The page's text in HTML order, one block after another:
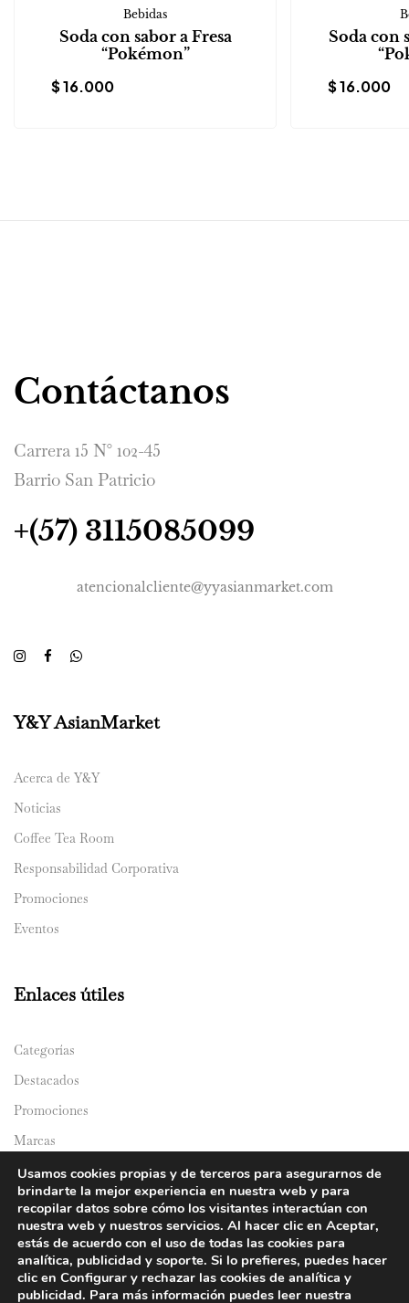
Bebidas
Soda con sabor a Fresa
“Pokémon”
$16.000
Soda con
$16.000
Contáctanos
Carrera 15 N° 102-45
Barrio San Patricio
+(57) 3115085099
atencionalcliente@yyasianmarket.com
Y&Y AsianMarket
Acerca de Y&Y
Noticias
Coffee Tea Room
Responsabilidad Corporativa
Promociones
Eventos
Enlaces útiles
Categorías
Destacados
Promociones
Marcas
Catálogos
Domicilios
Usamos cookies propias y de terceros para asegurarnos de
brindarte la mejor experiencia en nuestra web y para
recopilar datos sobre cómo los visitantes interactúan con
nuestra web y nuestros servicios. Al hacer clic en Aceptar,
estás de acuerdo con el uso de todas las cookies para
analítica, publicidad y soporte. Si lo prefieres, puedes hacer
clic en Configurar y rechazar las cookies de analítica y
publicidad. Para más información puedes leer nuestra